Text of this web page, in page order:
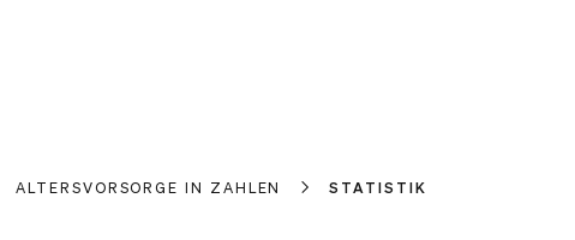
ALTERSVORSORGE IN ZAHLEN STATISTIK